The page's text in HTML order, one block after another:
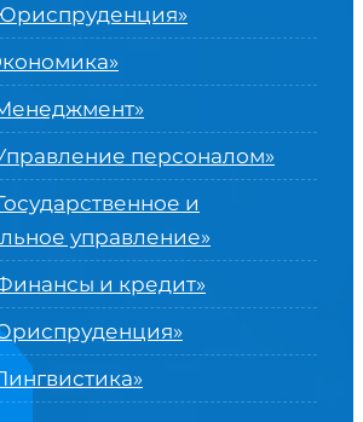
персоналом»
и
управление»
и кредит»